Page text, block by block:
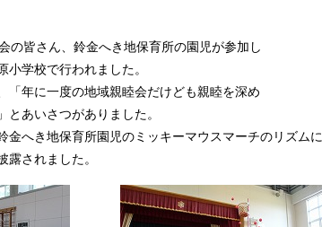
の皆さん、鈴金へき地保育所の園児が参加し
小学校で行われました。
年に一度の地域親睦会だけども親睦を深め
とあいさつがありました。
へき地保育所園児のミッキーマウスマーチのリズムに
披露されました。